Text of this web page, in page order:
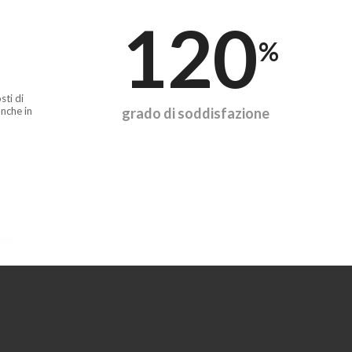
di
in
120%
grado di soddisfazione